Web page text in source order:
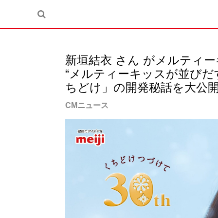
新垣結衣 さん がメルティ
“メルティーキッスが並び
ちどけ」の開発秘話を大公
CMニュース